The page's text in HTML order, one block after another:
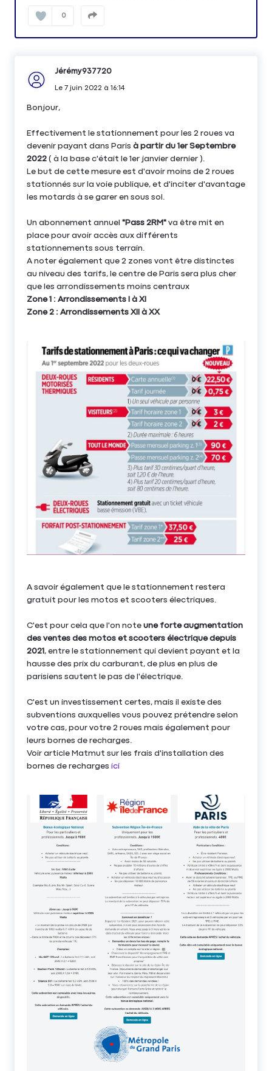
0
Jérémy937720
Le 7 juin 2022à 16:14
Bonjour,
Effectivement le stationnement pour les 2 roues va
devenir payant dans Paris à partir du 1er Septembre
2022 ( à la base c'était le 1er janvier dernier ).
Le but de cette mesure est d'avoir moins de 2 roues
stationnés sur la voie publique, et d'inciter d'avantage
les motards à se garer en sous sol.
Un abonnement annuel "Pass 2RM" va être mit en
place pour avoir accès aux différents
stationnements sous terrain.
A noter également que 2 zones vont être distinctes
au niveau des tarifs, le centre de Paris sera plus cher
que les arrondissements moins centraux
Zone 1 : Arrondissements I à XI
Zone 2 : Arrondissements XII à XX
A savoir également que le stationnement restera
gratuit pour les motos et scooters électriques.
C'est pour cela que l'on note une forte augmentation
des ventes des motos et scooters électrique depuis
2021 , entre le stationnement qui devient payant et la
hausse des prix du carburant, de plus en plus de
parisiens sautent le pas de l'électrique.
C'est un investissement certes, mais il existe des
subventions auxquelles vous pouvez prétendre selon
votre cas, pour votre 2 roues mais également pour
leurs bornes de recharges.
Voir article Matmut sur les frais d'installation des
bornes de recharges ici